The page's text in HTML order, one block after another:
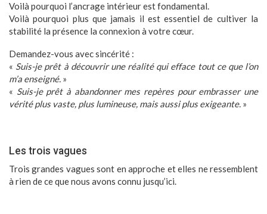
Voilà pourquoi l’ancrage intérieur est fondamental.
Voilà pourquoi plus que jamais il est essentiel de cultiver la
stabilité la présence la connexion à votre cœur.
Demandez-vous avec sincérité :
« Suis-je prêt à découvrir une réalité qui efface tout ce que l’on
m’a enseigné. »
« Suis-je prêt à abandonner mes repères pour embrasser une
vérité plus vaste, plus lumineuse, mais aussi plus exigeante. »
Les trois vagues
Trois grandes vagues sont en approche et elles ne ressemblent
à rien de ce que nous avons connu jusqu’ici.